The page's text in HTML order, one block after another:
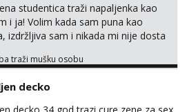
studentica traži napaljenka kao
i ja! Volim kada sam puna kao
izdržljiva sam i nikada mi nije dosta
i bilo gdje zato se javi što prije da
te!
traži mušku osobu
decko